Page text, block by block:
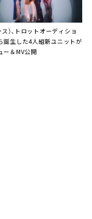
ス）、トロットオーディショ
誕生した4人組新ユニットが
ー＆MV公開